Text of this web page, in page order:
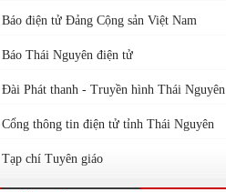
Báo điện tử Đảng Cộng sản Việt Nam
Báo Thái Nguyên điện tử
Đài Phát thanh - Truyền hình Thái Nguyên
Cổng thông tin điện tử tỉnh Thái Nguyên
Tạp chí Tuyên giáo